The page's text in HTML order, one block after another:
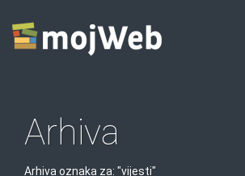
Arhiva
Arhiva oznaka za: "vijesti"